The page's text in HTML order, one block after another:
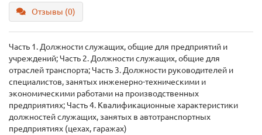
Отзывы (0)
Часть 1. Должности служащих, общие для предприятий и
учреждений; Часть 2. Должности служащих, общие для
отраслей транспорта; Часть 3. Должности руководителей и
специалистов, занятых инженерно-техническими и
экономическими работами на производственных
предприятиях; Часть 4. Квалификационные характеристики
должностей служащих, занятых в автотранспортных
предприятиях (цехах, гаражах)